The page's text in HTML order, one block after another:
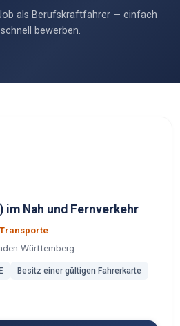
als Berufskraftfahrer — einfach
bewerben.
Nah und Fernverkehr
Württemberg
Besitz einer gültigen Fahrerkarte